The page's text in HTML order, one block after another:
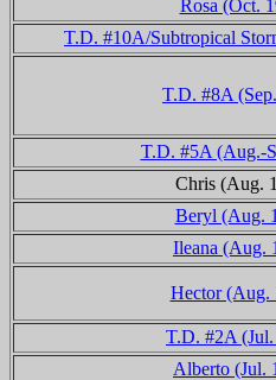
Rosa (Oct.
T.D. #10A/Subtropical
T.D. #8A
T.D. #5A (Aug.-
Chris (Aug.
Beryl (Aug.
Ileana (Aug.
Hector (Aug.
T.D. #2A
Alberto (Jul.